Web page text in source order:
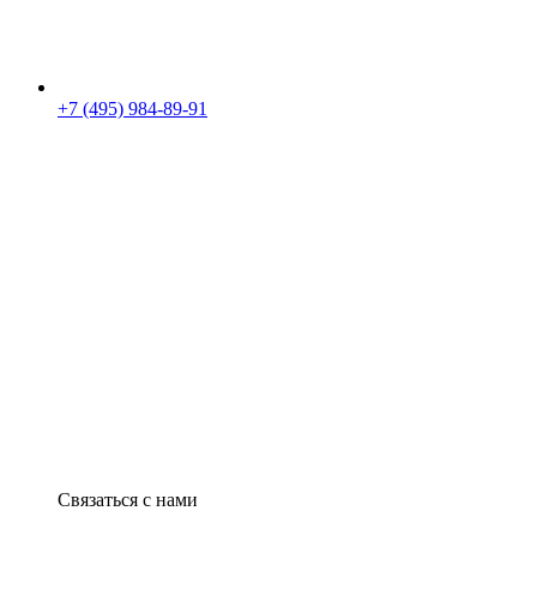
+7 (495) 984-89-91
Связаться с нами